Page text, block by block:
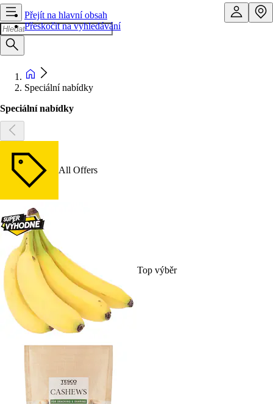
Přejít na hlavní obsah
Přeskočit na vyhledávání
Speciální nabídky
Speciální nabídky
All Offers
Top výběr